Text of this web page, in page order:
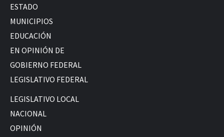
ESTADO
MUNICIPIOS
EDUCACIÓN
EN OPINIÓN DE
GOBIERNO FEDERAL
LEGISLATIVO FEDERAL
LEGISLATIVO LOCAL
NACIONAL
OPINIÓN